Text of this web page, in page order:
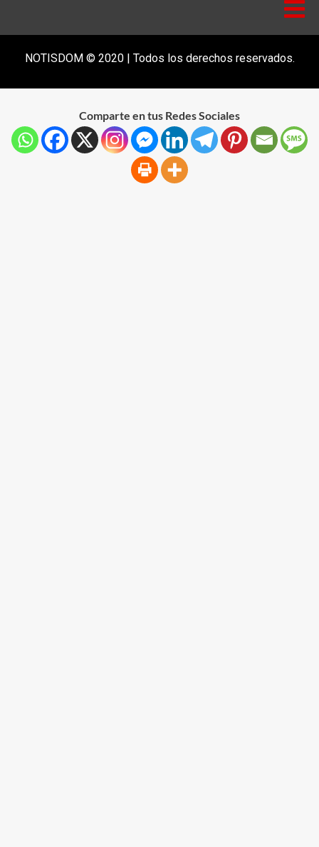
NOTISDOM © 2020 | Todos los derechos reservados.
Comparte en tus Redes Sociales